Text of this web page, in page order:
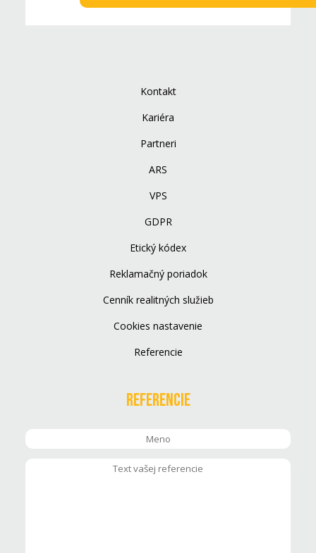
Kontakt
Kariéra
Partneri
ARS
VPS
GDPR
Etický kódex
Reklamačný poriadok
Cenník realitných služieb
Cookies nastavenie
Referencie
Referencie